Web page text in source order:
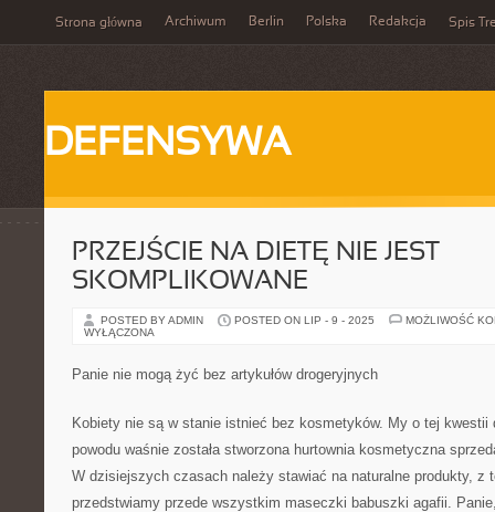
Strona główna Archiwum Berlin Polska Redakcja Spis
DEFENSYWA
PRZEJŚCIE NA DIETĘ NIE JEST
SKOMPLIKOWANE
POSTED BY ADMIN POSTED ON LIP - 9 - 2025
MOŻLIWOŚĆ
WYŁĄCZONA
Panie nie mogą żyć bez artykułów drogeryjnych
Kobiety nie są w stanie istnieć bez kosmetyków. My o tej kwestii
powodu waśnie została stworzona hurtownia kosmetyczna
W dzisiejszych czasach należy stawiać na naturalne produkty, z
przedstwiamy przede wszystkim maseczki babuszki agafii.